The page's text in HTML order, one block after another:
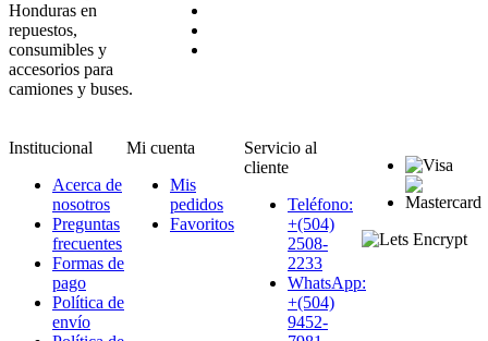
Honduras en
repuestos,
consumibles y
accesorios para
camiones y buses.
Institucional
Acerca de
nosotros
Preguntas
frecuentes
Formas de
pago
Política de
envío
Mi cuenta
Mis
pedidos
Favoritos
Servicio al
cliente
Teléfono:
+(504)
2508-
2233
WhatsApp:
+(504)
9452-